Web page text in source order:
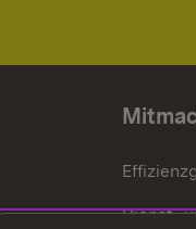
Dienst-